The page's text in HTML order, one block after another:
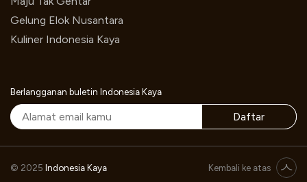
Gelung Elok Nusantara
Kuliner Indonesia Kaya
Berlangganan buletin Indonesia Kaya
Daftar
© 2025 Indonesia Kaya Kembali ke atas